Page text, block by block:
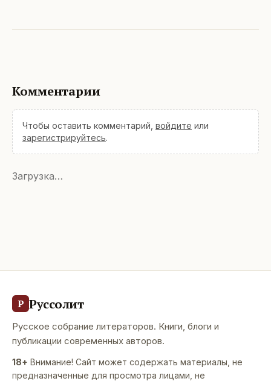
Комментарии
Чтобы оставить комментарий, войдите или
зарегистрируйтесь.
Загрузка…
Р Руссолит
Русское собрание литераторов. Книги, блоги и
публикации современных авторов.
18+ Внимание! Сайт может содержать материалы, не
предназначенные для просмотра лицами, не